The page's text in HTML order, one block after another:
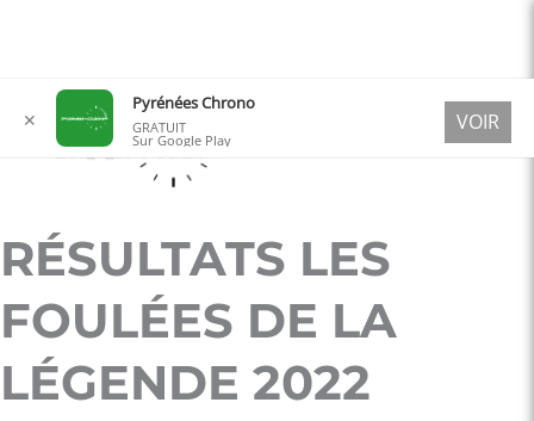
contenu
RÉSULTATS LES
FOULÉES DE LA
LÉGENDE 2022
✕
Pyrénées Chrono
GRATUIT
Sur Google Play
VOIR